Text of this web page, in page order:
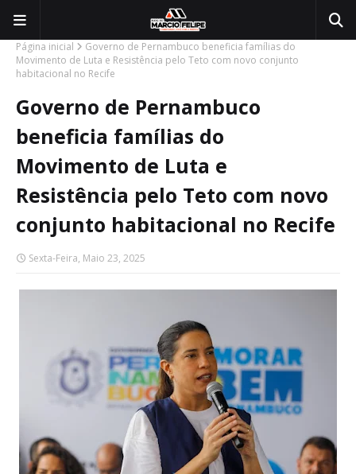
Página inicial
Governo de Pernambuco beneficia famílias do
Movimento de Luta e Resistência pelo Teto com novo conjunto
habitacional no Recife
Governo de Pernambuco
beneficia famílias do
Movimento de Luta e
Resistência pelo Teto com novo
conjunto habitacional no Recife
Sexta-Feira, Maio 23, 2025